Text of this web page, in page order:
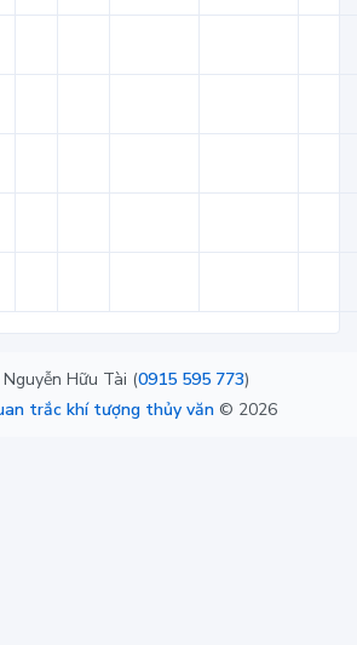
Nguyễn Hữu Tài (0915 595 773)
trắc khí tượng thủy văn © 2026